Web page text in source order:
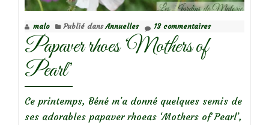
malo Publié dansAnnuelles 13 commentaires
Papaver rhoes ‘Mothers of
Pearl’
Ce printemps, Béné m’a donné quelques semis de
ses adorables papaver rhoeas ‘Mothers of Pearl’,